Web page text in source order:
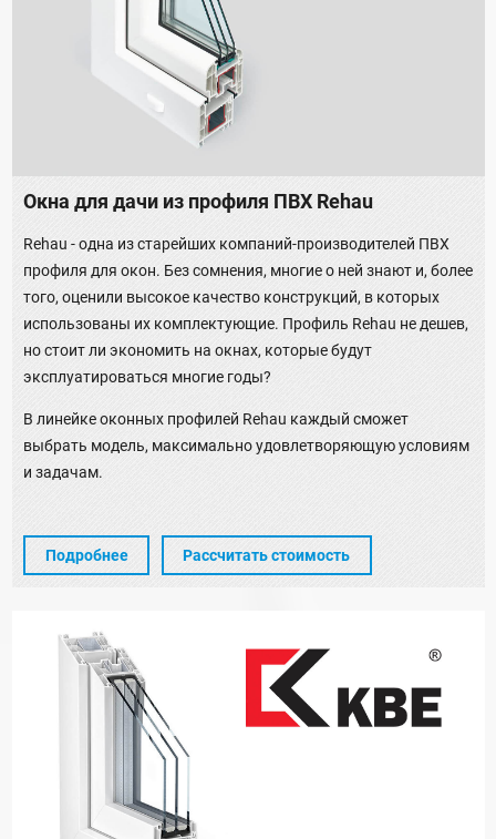
Окна для дачи из профиля ПВХ Rehau
Rehau - одна из старейших компаний-производителей ПВХ
профиля для окон. Без сомнения, многие о ней знают и, более
того, оценили высокое качество конструкций, в которых
использованы их комплектующие. Профиль Rehau не дешев,
но стоит ли экономить на окнах, которые будут
эксплуатироваться многие годы?
В линейке оконных профилей Rehau каждый сможет
выбрать модель, максимально удовлетворяющую условиям
и задачам.
Подробнее Рассчитать стоимость